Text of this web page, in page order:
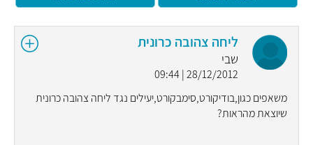
ליחה צהובה כרונית
שבי
28/12/2012 | 09:44
משאפים כגון,בודיקורט,סימבקורט,יעילים נגד ליחה צהובה כרונית
שיוצאת מהראות?